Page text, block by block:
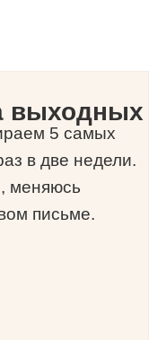
выходных
5 самых
в две недели.
меняюсь
письме.